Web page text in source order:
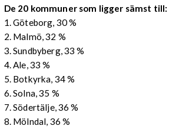
De 20 kommuner som ligger sämst till:
1. Göteborg, 30 %
2. Malmö, 32 %
3. Sundbyberg, 33 %
4. Ale, 33 %
5. Botkyrka, 34 %
6. Solna, 35 %
7. Södertälje, 36 %
8. Mölndal, 36 %